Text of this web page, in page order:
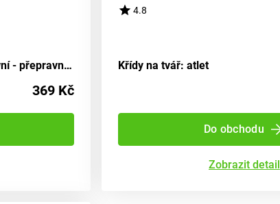
Dřevěná magnetická tabule exkluzivní - přepravní prostředky
369 Kč
4.8
Křídy na tvář: atlet
Do obchodu
Zobrazit detail